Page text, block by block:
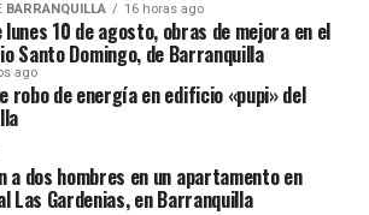
BARRANQUILLA 16 horas ago
lunes 10 de agosto, obras de mejora en el
Santo Domingo, de Barranquilla
ago
robo de energía en edificio «pupi» del
a dos hombres en un apartamento en
Las Gardenias, en Barranquilla